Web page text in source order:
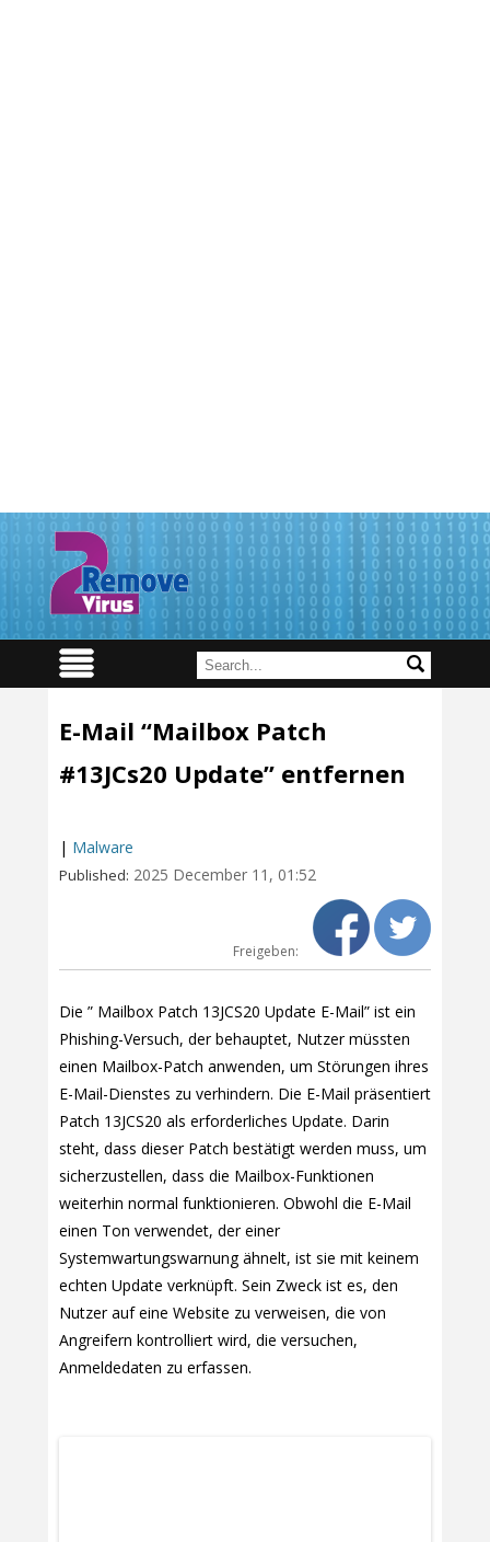
E-Mail “Mailbox Patch
#13JCs20 Update” entfernen
| Malware
Published: 2025 December 11, 01:52
Freigeben:
Die ” Mailbox Patch 13JCS20 Update E-Mail” ist ein
Phishing-Versuch, der behauptet, Nutzer müssten
einen Mailbox-Patch anwenden, um Störungen ihres
E-Mail-Dienstes zu verhindern. Die E-Mail präsentiert
Patch 13JCS20 als erforderliches Update. Darin
steht, dass dieser Patch bestätigt werden muss, um
sicherzustellen, dass die Mailbox-Funktionen
weiterhin normal funktionieren. Obwohl die E-Mail
einen Ton verwendet, der einer
Systemwartungswarnung ähnelt, ist sie mit keinem
echten Update verknüpft. Sein Zweck ist es, den
Nutzer auf eine Website zu verweisen, die von
Angreifern kontrolliert wird, die versuchen,
Anmeldedaten zu erfassen.